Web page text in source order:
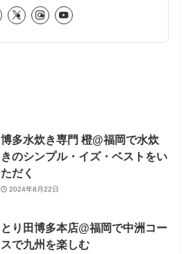
博多水炊き専門 橙@福岡で水炊
きのシンプル・イズ・ベストをい
ただく
2024年8月22日
とり田博多本店@福岡で中洲コー
スで九州を楽しむ